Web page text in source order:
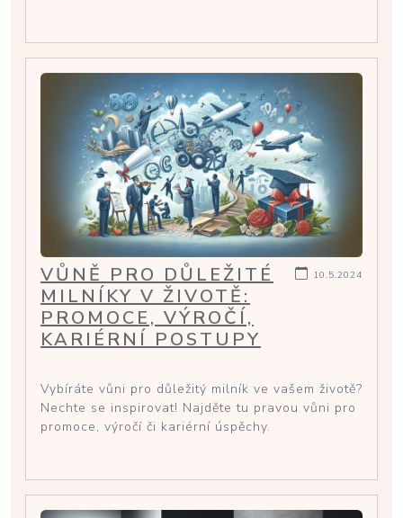
10.5.2024
VŮNĚ PRO DŮLEŽITÉ
MILNÍKY V ŽIVOTĚ:
PROMOCE, VÝROČÍ,
KARIÉRNÍ POSTUPY
Vybíráte vůni pro důležitý milník ve vašem životě?
Nechte se inspirovat! Najděte tu pravou vůni pro
promoce, výročí či kariérní úspěchy.